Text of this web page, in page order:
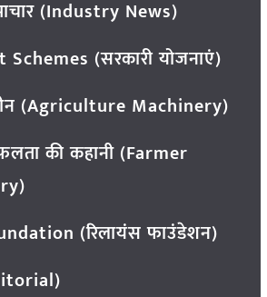
(Industry News)
(सरकारी योजनाएं)
(Agriculture Machinery)
की कहानी (Farmer
(रिलायंस फाउंडेशन)